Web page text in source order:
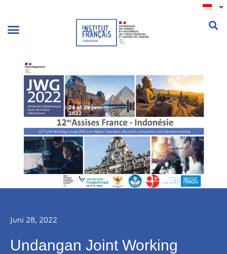
Juni 28, 2022
Undangan Joint Working